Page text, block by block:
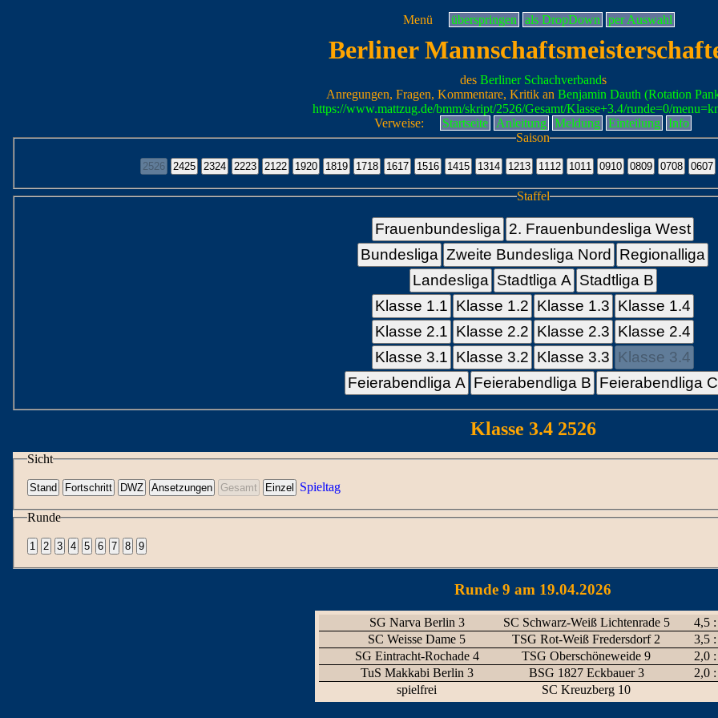
Menü überspringen als DropDown per Auswahl
Berliner
des Berliner Schachverbands
Anregungen, Fragen, Kommentare, Kritik an Benjamin Dauth (Rotation
https://www.mattzug.de/bmm/skript/2526/Gesamt/Klasse+3.4/runde=0/
Verweise:
Startseite Anleitung Meldung Einteilung
Info
Saison
Staffel
Frauenbundesliga 2. Frauenbundesliga West
Bundesliga Zweite Bundesliga Nord
Regionalliga
Landesliga Stadtliga A Stadtliga B
Klasse 1.1 Klasse 1.2 Klasse 1.3 Klasse 1.4
Klasse 2.1 Klasse 2.2 Klasse 2.3 Klasse 2.4
Klasse 3.1 Klasse 3.2 Klasse 3.3
Klasse 3.4
Feierabendliga A Feierabendliga B Feierabendliga C
Klasse 3.4 2526
Sicht
Spieltag
Runde
Runde 9 am 19.04.2026
SG Narva Berlin 3 SC Schwarz-Weiß Lichtenrade 5
4,5
SC Weisse Dame 5
TSG Rot-Weiß Fredersdorf 2
3,5
SG Eintracht-Rochade 4
TSG Oberschöneweide 9
2,0
TuS Makkabi Berlin 3
BSG 1827 Eckbauer 3
2,0
spielfrei
SC Kreuzberg 10